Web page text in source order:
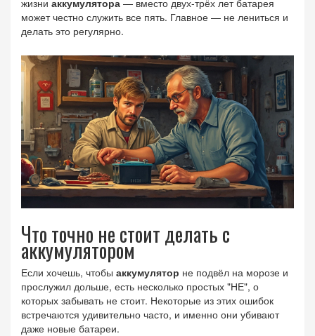
может честно служить все пять. Главное — не лениться и
делать это регулярно.
Что точно не стоит делать с
аккумулятором
Если хочешь, чтобы аккумулятор не подвёл на морозе и
прослужил дольше, есть несколько простых "НЕ", о
которых забывать не стоит. Некоторые из этих ошибок
встречаются удивительно часто, и именно они убивают
даже новые батареи.